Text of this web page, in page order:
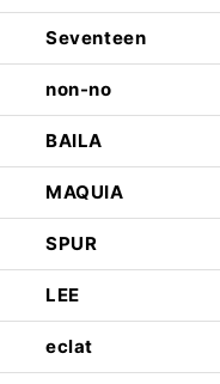
Seventeen
non-no
BAILA
MAQUIA
SPUR
LEE
eclat